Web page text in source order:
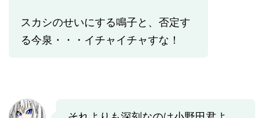
スカシのせいにする鳴子と、否定す
る今泉・・・イチャイチャすな！